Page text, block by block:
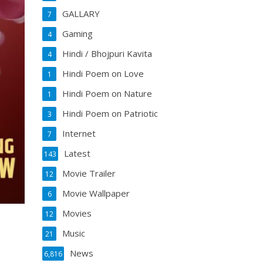
GALLARY
7
Gaming
4
Hindi / Bhojpuri Kavita
4
Hindi Poem on Love
1
Hindi Poem on Nature
1
Hindi Poem on Patriotic
3
Internet
7
Latest
143
Movie Trailer
12
Movie Wallpaper
6
Movies
12
Music
21
News
6,816